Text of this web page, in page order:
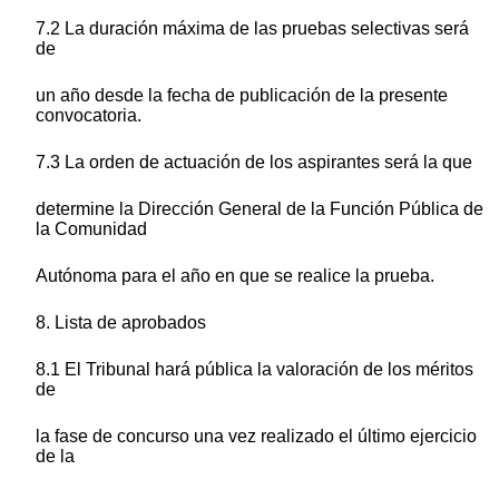
7.2 La duración máxima de las pruebas selectivas será
de
un año desde la fecha de publicación de la presente
convocatoria.
7.3 La orden de actuación de los aspirantes será la que
determine la Dirección General de la Función Pública de
la Comunidad
Autónoma para el año en que se realice la prueba.
8. Lista de aprobados
8.1 El Tribunal hará pública la valoración de los méritos
de
la fase de concurso una vez realizado el último ejercicio
de la